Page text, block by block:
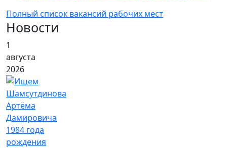
Полный список вакансий рабочих мест
Новости
1
августа
2026